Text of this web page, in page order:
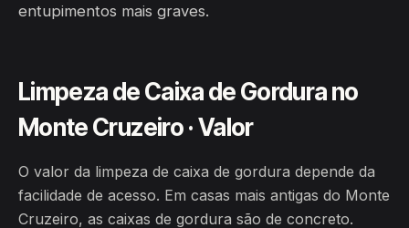
entupimentos mais graves.
Limpeza de Caixa de Gordura no
Monte Cruzeiro · Valor
O valor da limpeza de caixa de gordura depende da
facilidade de acesso. Em casas mais antigas do Monte
Cruzeiro, as caixas de gordura são de concreto.